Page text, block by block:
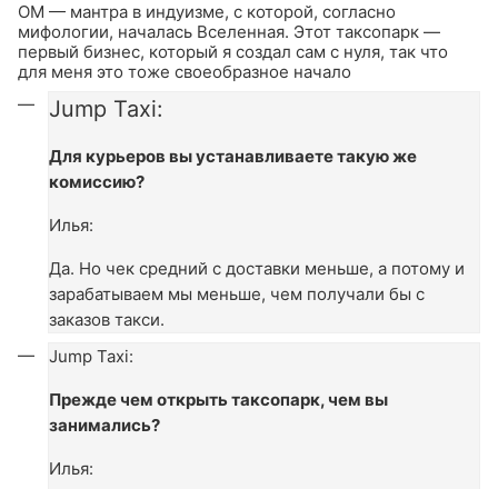
ОМ — мантра в индуизме, с которой, согласно
мифологии, началась Вселенная. Этот таксопарк —
первый бизнес, который я создал сам с нуля, так что
для меня это тоже своеобразное начало
Jump Taxi:
Для курьеров вы устанавливаете такую же
комиссию?
Илья:
Да. Но чек средний с доставки меньше, а потому и
зарабатываем мы меньше, чем получали бы с
заказов такси.
Jump Taxi:
Прежде чем открыть таксопарк, чем вы
занимались?
Илья: